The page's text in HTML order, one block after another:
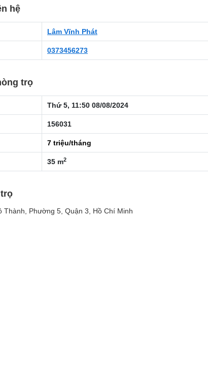
hệ
Lâm Vĩnh Phát
0373456273
trọ
Thứ 5, 11:50 08/08/2024
156031
7 triệu/tháng
35 m2
Phường 5, Quận 3, Hồ Chí Minh